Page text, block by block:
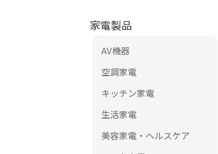
家電製品
AV機器
空調家電
キッチン家電
生活家電
美容家電・ヘルスケア